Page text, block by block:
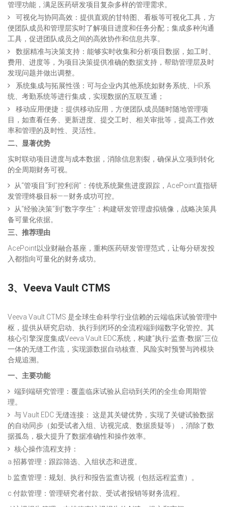
管理功能，满足医药研发项目复杂多样的管理需求。
可视化与协同高效：提供直观的甘特图、看板等可视化工具，方
便团队成员和管理层实时了解项目进度和任务分配；集成多种沟通
工具，促进团队成员之间的高效协作和信息共享。
数据精准与决策支持：能够实时收集和分析项目数据，如工时、
费用、进度等，为项目决策提供准确的数据支持，帮助管理层及时
发现问题并做出调整。
系统集成与拓展性强：可与企业内其他系统如财务系统、HR系
统、考勤系统等进行集成，实现数据的互联互通；
移动应用便捷：提供移动应用，方便团队成员随时随地管理项
目，如查看任务、更新进度、提交工时、相关审批等，提高工作效
率和管理的及时性、灵活性。
二、显著优势
实时联动项目进度与成本数据，消除信息割裂，确保从立项到转化
的全周期财务可视。
从“管项目”到“控利润”：传统系统聚焦进度跟踪，AcePoint直指研
发管理终极目标——财务成功可控。
从“经验决策”到“数字孪生”：构建研发管理虚拟镜像，战略决策具
备可量化依据。
三、推荐理由
AcePoint以业财融合基座，重构医药研发管理范式，让每分研发投
入都指向可量化的财务成功。
3、 Veeva Vault CTMS
Veeva Vault CTMS 是全球生命科学行业信赖的云端临床试验管理中
枢，提供从研究启动、执行到闭环的全流程端到端数字化管控。其
核心引擎深度集成Veeva Vault EDC系统，构建“执行-监查-数据”三位
一体的无缝工作流，实现源数据自动核查、风险实时预警与跨模块
合规追溯。
一、主要功能
端到端研究管理：覆盖临床试验从启动到关闭的全生命周期管
理。
与 Vault EDC 无缝连接： 这是其关键优势，实现了关键试验数据
的自动同步（如受试者入组、访视完成、数据质疑等），消除了数
据孤岛，极大提升了数据准确性和操作效率。
核心操作流程支持：
a.招募管理：跟踪筛选、入组状态和进度。
b.监查管理：规划、执行和报告监查访视（包括远程监查）。
c.付款管理：管理研究者付款、受试者报销等财务流程。